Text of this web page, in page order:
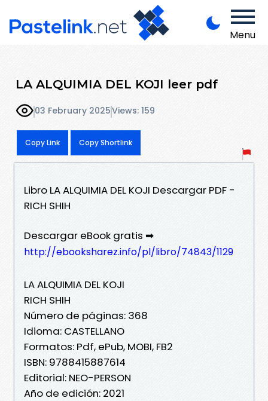
Menu
LA ALQUIMIA DEL KOJI leer pdf
03 February 2025Views: 159
Copy Link Copy Shortlink
Libro LA ALQUIMIA DEL KOJI Descargar PDF -
RICH SHIH
Descargar eBook gratis ➡
http://ebooksharez.info/pl/libro/74843/1129
LA ALQUIMIA DEL KOJI
RICH SHIH
Número de páginas: 368
Idioma: CASTELLANO
Formatos: Pdf, ePub, MOBI, FB2
ISBN: 9788415887614
Editorial: NEO-PERSON
Año de edición: 2021